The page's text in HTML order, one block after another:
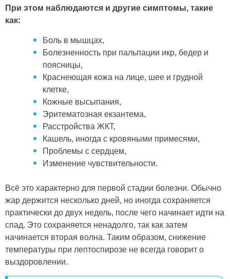
При этом наблюдаются и другие симптомы, такие
как:
Боль в мышцах,
Болезненность при пальпации икр, бедер и
поясницы,
Краснеющая кожа на лице, шее и грудной
клетке,
Кожные высыпания,
Эритематозная екзантема,
Расстройства ЖКТ,
Кашель, иногда с кровяными примесями,
Проблемы с сердцем,
Изменение чувствительности.
Всё это характерно для первой стадии болезни. Обычно
жар держится несколько дней, но иногда сохраняется
практически до двух недель, после чего начинает идти на
спад. Это сохраняется ненадолго, так как затем
начинается вторая волна. Таким образом, снижение
температуры при лептоспирозе не всегда говорит о
выздоровлении.